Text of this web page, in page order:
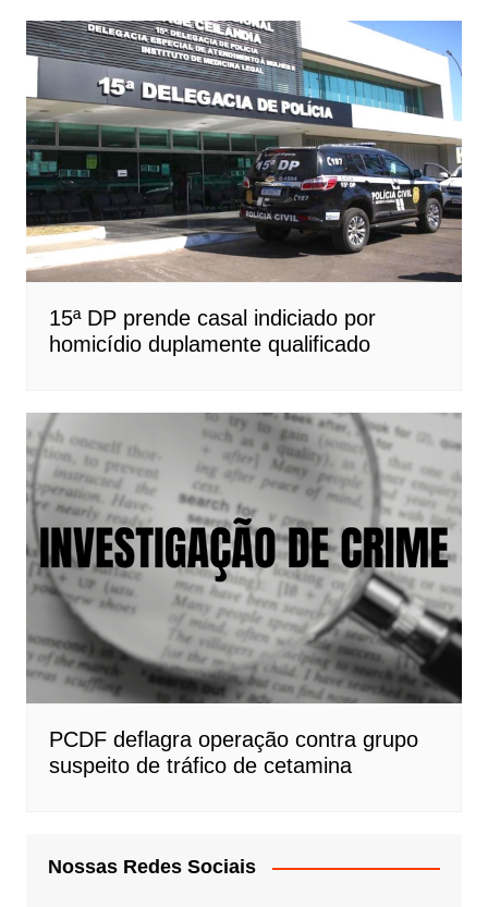
15ª DP prende casal indiciado por
homicídio duplamente qualificado
PCDF deflagra operação contra grupo
suspeito de tráfico de cetamina
Nossas Redes Sociais